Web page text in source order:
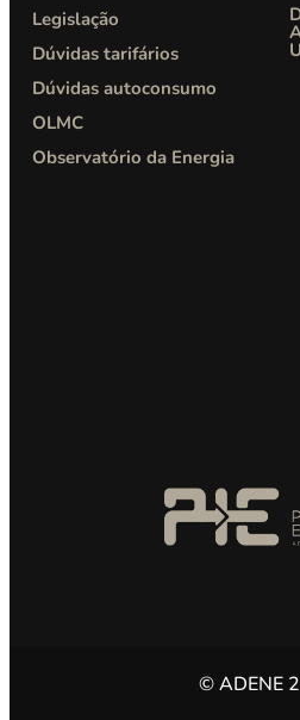
Legislação
Dúvidas tarifários
Dúvidas autoconsumo
OLMC
Observatório da Energia
© ADENE